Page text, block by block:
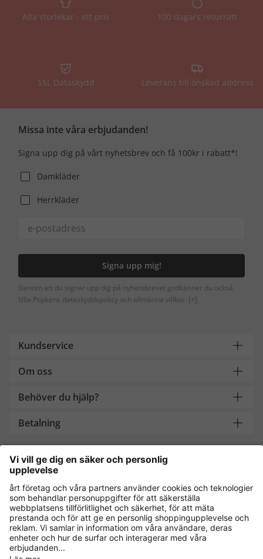
Alla storlekar - ett pris 100 dagars returrätt
SSL Dataskydd Leverans till önskad address
Missa inte våra erbjudanden!
Signa upp dig på vårt nyhetsbrev och få 100kr i rabatt*!
Damkläder
Herrkläder
Signa upp mig!
Genom att du signar upp dig på nyhetsbrevet godkänner du också
Ulla Popkens dataskyddspolicy och allmänna villkor. [+]
Kundservice
Om oss
Behöver du hjälp?
Betalning
Handla säkert med
Andra onlinebutiker
Sverige